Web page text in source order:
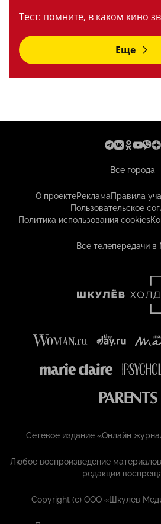
Тест: помните, в каком кино
Еще
Все города
О проектеРекламаПравила
Пользовательское
Политика использования cookies
Все телепередачи в
Сетевое издание «Онлайн
Любое воспроизведение
редакции
Copyright (с) ООО «Шкулёв